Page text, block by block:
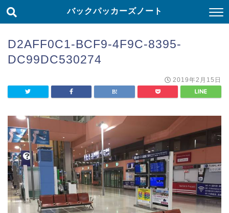
バックパッカーズノート
D2AFF0C1-BCF9-4F9C-8395-
DC99DC530274
2019年2月15日